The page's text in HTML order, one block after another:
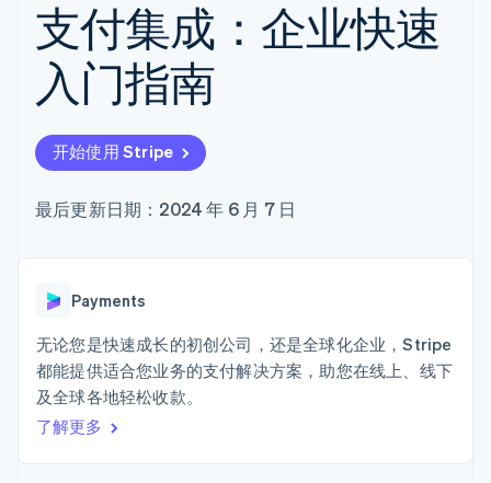
无代码支付
Checkout
预构建支付界
面
Elements
支付方式
支持 125 种以
上
Terminal
线下支付
Boost
化
加速结账
Subscriptions
订阅管理
Invoicing
一次性或定期
Tax
销售税和增值
Revenue
Recognition
Stripe Sigma
向第三
方打款
Crypto
更多
按应用场景
智能体商务
加密货币
电子商务
嵌入式金融
财务自动化
全球化企业
交易市场
按行业
AI 企业
酒店、旅游与休闲
指南
接受线上付款
实施预置结账流程
构建平台或交易市场
管理订阅
发行稳定币支持的支付卡
资源
应用集成
代码示例
支持
获取支持
托管支持方案
专业服务
公司
Stripe Press
联系销售
支付集成：企业快速
入门指南
开始使用 Stripe
最后更新日期：2024 年 6 月 7 日
Payments
无论您是快速成长的初创公司，还是全球化企业，Stripe
都能提供适合您业务的支付解决方案，助您在线上、线下
及全球各地轻松收款。
了解更多